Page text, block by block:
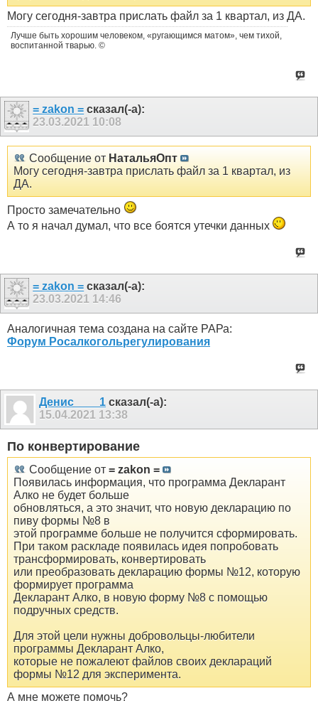
Могу сегодня-завтра прислать файл за 1 квартал, из ДА.
Лучше быть хорошим человеком, «ругающимся матом», чем тихой,
воспитанной тварью. ©
= zakon = сказал(-а):
23.03.2021 10:08
Сообщение от НатальяОпт
Могу сегодня-завтра прислать файл за 1 квартал, из
ДА.
Просто замечательно
А то я начал думал, что все боятся утечки данных
= zakon = сказал(-а):
23.03.2021 14:46
Аналогичная тема создана на сайте РАРа:
Форум Росалкогольрегулирования
Денис____1 сказал(-а):
15.04.2021 13:38
По конвертирование
Сообщение от = zakon =
Появилась информация, что программа Декларант
Алко не будет больше
обновляться, а это значит, что новую декларацию по
пиву формы №8 в
этой программе больше не получится сформировать.
При таком раскладе появилась идея попробовать
трансформировать, конвертировать
или преобразовать декларацию формы №12, которую
формирует программа
Декларант Алко, в новую форму №8 с помощью
подручных средств.
Для этой цели нужны добровольцы-любители
программы Декларант Алко,
которые не пожалеют файлов своих деклараций
формы №12 для эксперимента.
А мне можете помочь?